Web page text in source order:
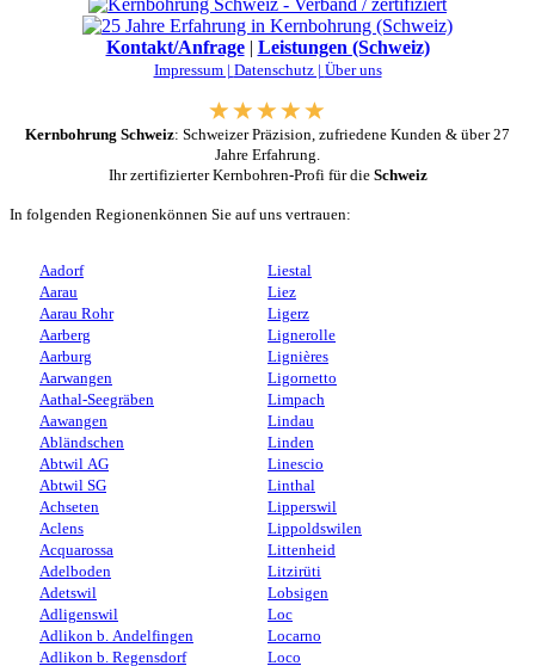
Kontakt/Anfrage| Leistungen (Schweiz)
Impressum | Datenschutz | Über uns
Kernbohrung Schweiz: Schweizer Präzision, zufriedene Kunden & über 27
Jahre Erfahrung.
Ihr zertifizierter Kernbohren-Profi für die Schweiz
In folgenden Regionenkönnen Sie auf uns vertrauen:
Aadorf
Aarau
Aarau Rohr
Aarberg
Aarburg
Aarwangen
Aathal-Seegräben
Aawangen
Abländschen
Abtwil AG
Abtwil SG
Achseten
Aclens
Acquarossa
Adelboden
Adetswil
Adligenswil
Adlikon b. Andelfingen
Adlikon b. Regensdorf
Liestal
Liez
Ligerz
Lignerolle
Lignières
Ligornetto
Limpach
Lindau
Linden
Linescio
Linthal
Lipperswil
Lippoldswilen
Littenheid
Litzirüti
Lobsigen
Loc
Locarno
Loco